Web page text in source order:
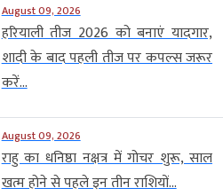
August 09, 2026
हरियाली तीज 2026 को बनाएं यादगार,
शादी के बाद पहली तीज पर कपल्स जरूर
करें...
August 09, 2026
राहु का धनिष्ठा नक्षत्र में गोचर शुरू, साल
खत्म होने से पहले इन तीन राशियों...